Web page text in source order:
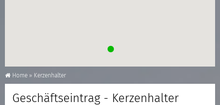
Home » Kerzenhalter
Geschäftseintrag - Kerzenhalter